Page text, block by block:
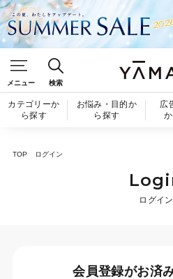
メニュー 検索
カテゴリーか
ら探す
お悩み・目的か
ら探す
広
TOP ログイン
ログイン
会員登録がお済